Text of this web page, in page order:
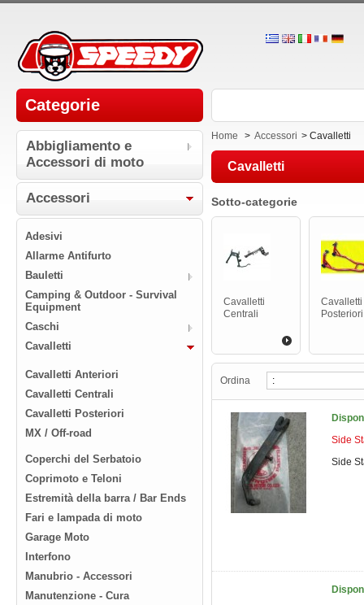
Categorie
Abbigliamento e
Accessori di moto
Accessori
Adesivi
Allarme Antifurto
Bauletti
Camping & Outdoor - Survival
Equipment
Caschi
Cavalletti
Cavalletti Anteriori
Cavalletti Centrali
Cavalletti Posteriori
MX / Off-road
Coperchi del Serbatoio
Coprimoto e Teloni
Estremità della barra / Bar Ends
Fari e lampada di moto
Garage Moto
Interfono
Manubrio - Accessori
Manutenzione - Cura
Home > Accessori > Cavalletti
Cavalletti
Sotto-categorie
Cavalletti
Centrali
Cavalletti
Posteriori
Ordina
Side
Side